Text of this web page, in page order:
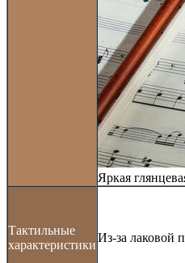
Яркая
Тактильные
характеристики
Из-за лаковой